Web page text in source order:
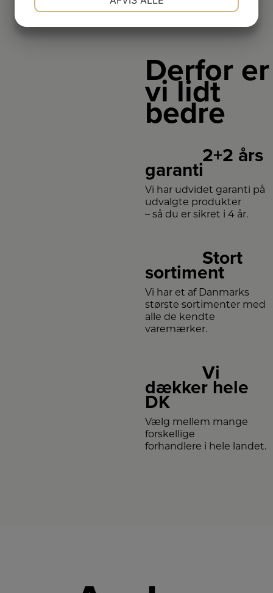
Derfor er
vi lidt
bedre
2+2 års
garanti
Vi har udvidet garanti på
udvalgte produkter
– så du er sikret i 4 år.
Stort
sortiment
Vi har et af Danmarks
største sortimenter med
alle de kendte
varemærker.
Vi
dækker hele
DK
Vælg mellem mange
forskellige
forhandlere i hele landet.